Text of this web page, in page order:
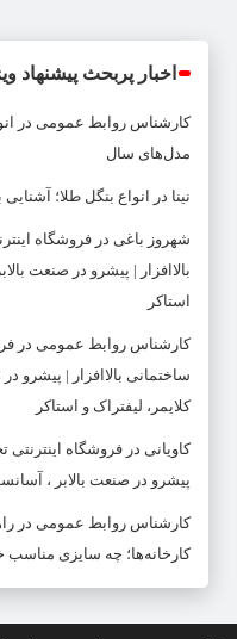
اخبار پربحث پیشنهاد
کارشناس روابط عمومی در
مدل‌های سال
نینا در انواع بنگل طلا؛
شهروز باغی در فروشگاه
بالاافزار | پیشرو در صنعت
استاکر
کارشناس روابط عمومی در
ساختمانی بالاافزار | پیشرو
کلایمر، لیفتراک و استاکر
کاویانی در فروشگاه اینترنتی
پیشرو در صنعت بالابر ،
کارشناس روابط عمومی در
کارخانه‌ها؛ چه سایزی